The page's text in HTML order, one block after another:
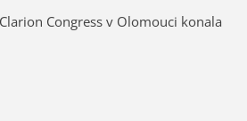
Congress v Olomouci konala